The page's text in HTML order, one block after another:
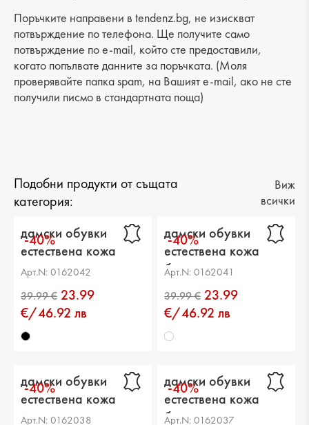
Поръчките направени в tendenz.bg, не изискват
потвърждение по телефона. Ще получите само
потвърждение по e-mail, който сте предоставили,
когато попълвате данните за поръчката. (Моля
проверявайте папка spam, на Вашият e-mail, ако не сте
получили писмо в стандартната поща)
Подобни продукти от същата
категория:
Виж
всички
-40%
дамски обувки
естествена кожа
черни
Арт.N: 0162042
23.99
€/46.92 лв
-40%
дамски обувки
естествена кожа
бели
Арт.N: 0162041
23.99
€/46.92 лв
-40%
дамски обувки
естествена кожа
сини
Арт.N: 0162038
-40%
дамски обувки
естествена кожа
бели
Арт.N: 0162037